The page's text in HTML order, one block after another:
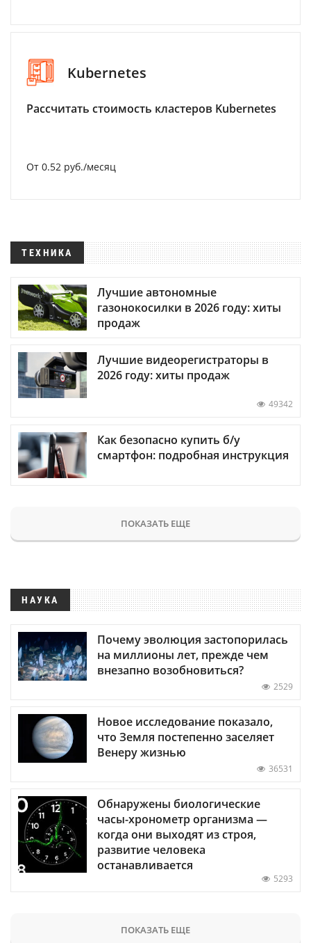
Kubernetes
Рассчитать стоимость кластеров Kubernetes
От 0.52 руб./месяц
ТЕХНИКА
Лучшие автономные
газонокосилки в 2026 году: хиты
продаж
Лучшие видеорегистраторы в
2026 году: хиты продаж
49342
Как безопасно купить б/у
смартфон: подробная инструкция
ПОКАЗАТЬ ЕЩЕ
НАУКА
Почему эволюция застопорилась
на миллионы лет, прежде чем
внезапно возобновиться?
2529
Новое исследование показало,
что Земля постепенно заселяет
Венеру жизнью
36531
Обнаружены биологические
часы-хронометр организма —
когда они выходят из строя,
развитие человека
останавливается
5293
ПОКАЗАТЬ ЕЩЕ